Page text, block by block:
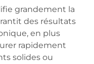
grandement la
des résultats
en plus
rapidement
solides ou